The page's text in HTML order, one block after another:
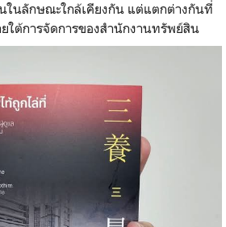
ในลักษณะใกล้เคียงกัน แต่แตกต่างกันที่
ใต้การจัดการของสำนักงานทรัพย์สิน